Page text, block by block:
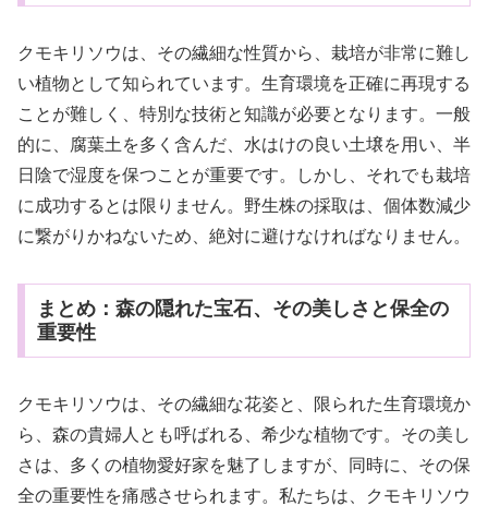
クモキリソウは、その繊細な性質から、栽培が非常に難し
い植物として知られています。生育環境を正確に再現する
ことが難しく、特別な技術と知識が必要となります。一般
的に、腐葉土を多く含んだ、水はけの良い土壌を用い、半
日陰で湿度を保つことが重要です。しかし、それでも栽培
に成功するとは限りません。野生株の採取は、個体数減少
に繋がりかねないため、絶対に避けなければなりません。
まとめ：森の隠れた宝石、その美しさと保全の
重要性
クモキリソウは、その繊細な花姿と、限られた生育環境か
ら、森の貴婦人とも呼ばれる、希少な植物です。その美し
さは、多くの植物愛好家を魅了しますが、同時に、その保
全の重要性を痛感させられます。私たちは、クモキリソウ